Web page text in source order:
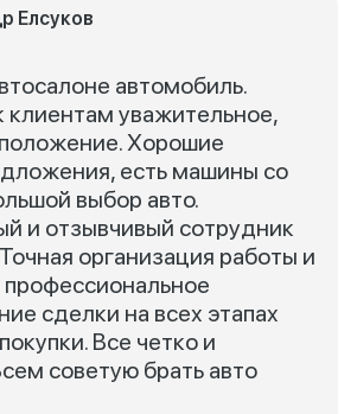
Елсуков
автомобиль.
уважительное,
Хорошие
есть машины со
выбор авто.
и отзывчивый сотрудник
организация работы и
сделки на всех этапах
Все четко и
советую брать авто